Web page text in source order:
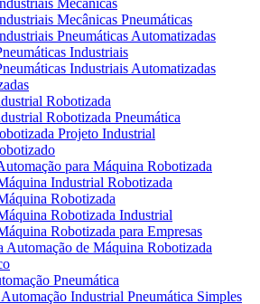
Mecânicas
Mecânicas Pneumáticas
Pneumáticas Automatizadas
Industriais
Industriais Automatizadas
Robotizada
Robotizada Pneumática
Projeto Industrial
para Máquina Robotizada
Industrial Robotizada
Robotizada
Robotizada Industrial
Robotizada para Empresas
Automação de Máquina Robotizada
Pneumática
Industrial Pneumática Simples